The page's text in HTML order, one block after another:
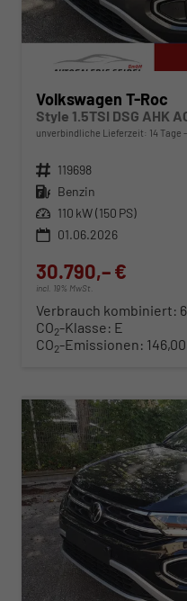
Volkswagen T-Roc
Style 1.5TSI DSG AHK
unverbindliche Lieferzeit: 14 Tage
Fahrzeugnr. 119698
Kraftstoff Benzin
Leistung 110 kW (150 PS)
01.06.2026
30.790,– €
incl. 19% MwSt.
Verbrauch kombiniert:
CO2-Klasse: E
CO2-Emissionen: